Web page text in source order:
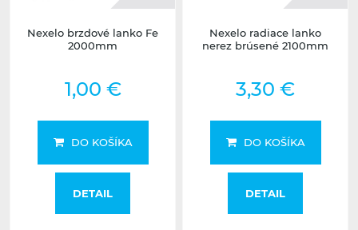
Nexelo brzdové lanko Fe
2000mm
1,00 €
DO KOŠÍKA
DETAIL
Nexelo radiace lanko
nerez brúsené 2100mm
3,30 €
DO KOŠÍKA
DETAIL